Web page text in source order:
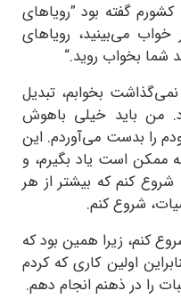
گفته بود ”رویاهای
می‌بینید، رویاهای
شما بخواب روید.“
بخوابم، تبدیل
من باید خیلی باهوش
را بدست می‌آوردم. این
ممکن است یاد بگیرم، و
کنم که بیشتر از هر
شروع کنم.
کنم، زیرا همین بود که
اولین کاری که کردم
را در ذهنم انجام دهم.